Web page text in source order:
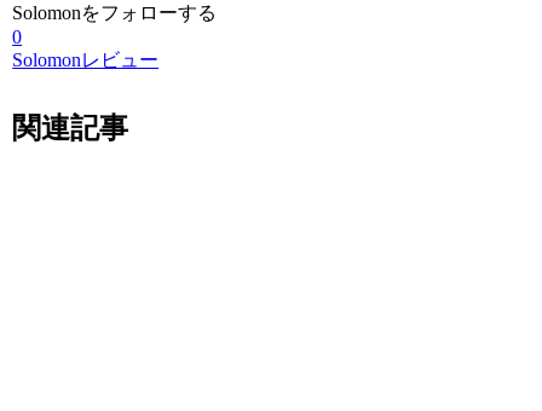
Solomonをフォローする
0
Solomonレビュー
関連記事